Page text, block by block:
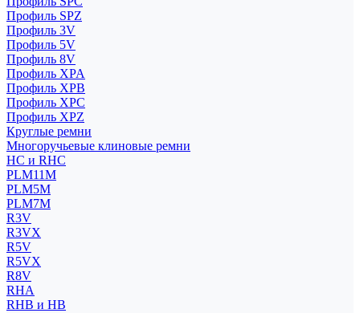
Профиль SPZ
Профиль 3V
Профиль 5V
Профиль 8V
Профиль XPA
Профиль XPB
Профиль XPC
Профиль XPZ
Круглые ремни
Многоручьевые клиновые ремни
HC и RHC
PLM11M
PLM5M
PLM7M
R3V
R3VX
R5V
R5VX
R8V
RHA
RHB и HB